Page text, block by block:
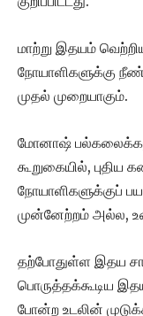
மாற்று இதயம்
நோயாளிகளுக்கு
முதல் முறையாகும்.
மோனாஷ் பல்கலைக்கழக
கூறுகையில், புதிய
நோயாளிகளுக்குப்
முன்னேற்றம் அல்ல,
தற்போதுள்ள இதய
பொருத்தக்கூடிய
போன்ற உடலின்